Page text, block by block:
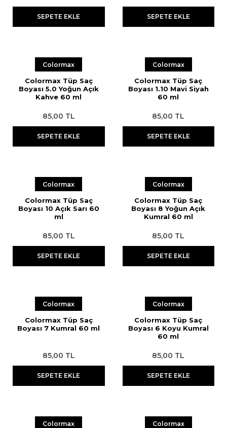
SEPETE EKLE SEPETE EKLE
Colormax
Colormax Tüp Saç
Boyası 5.0 Yoğun Açık
Kahve 60 ml
85,00 TL
SEPETE EKLE
Colormax
Colormax Tüp Saç
Boyası 1.10 Mavi Siyah
60 ml
85,00 TL
SEPETE EKLE
Colormax
Colormax Tüp Saç
Boyası 10 Açık Sarı 60
ml
85,00 TL
SEPETE EKLE
Colormax
Colormax Tüp Saç
Boyası 8 Yoğun Açık
Kumral 60 ml
85,00 TL
SEPETE EKLE
Colormax
Colormax Tüp Saç
Boyası 7 Kumral 60 ml
85,00 TL
SEPETE EKLE
Colormax
Colormax Tüp Saç
Boyası 6 Koyu Kumral
60 ml
85,00 TL
SEPETE EKLE
Colormax Colormax